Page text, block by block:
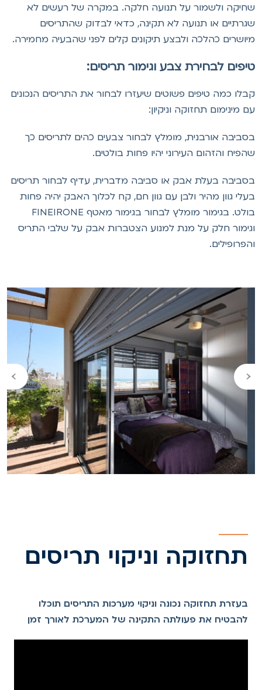
ולשמור על תנועה חלקה. במקרה של רעשים לא
או תנועה לא תקינה, כדאי לבדוק שהתריסים
כהלכה ולבצע תיקונים קלים לפני שהבעיה מחמירה.
לבחירת צבע וגימור תריסים:
כמה טיפים פשוטים שיעזרו לבחור את התריסים הנכונים
מינימום תחזוקה וניקיון:
אורבנית, מומלץ לבחור צבעים כהים לתריסים כך
והזהום העירוני יהיו פחות בולטים.
בעלת אבק או סביבה מדברית, עדיף לבחור תריסים
גוון מהיר ולבן עם גוון חם, קח לכלוך האבק יהיה פחות
בולט. בגימור מומלץ לבחור בגימור מאטף FINEIRONE
חלק על מנת למנוע הצטברות אבק על שלבי התריס
›
תחזוקה וניקוי תריסים
בעזרת תחזוקה נכונה וניקוי מערכות התריסים תוכלו
להבטיח את פעולתה התקינה של המערכת לאורך זמן